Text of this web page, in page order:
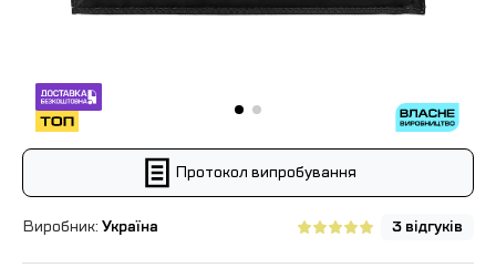
Протокол випробування
3 відгуків
Виробник: Україна